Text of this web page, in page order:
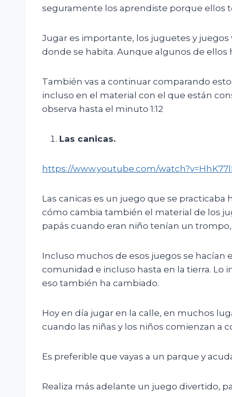
seguramente los aprendiste porque ellos
Jugar es importante, los juguetes y
donde se habita. Aunque algunos de ellos
También vas a continuar comparando
incluso en el material con el que están
observa hasta el minuto 1:12
Las canicas.
https://www.youtube.com/
Las canicas es un juego que se
cómo cambia también el material de los
papás cuando eran niño tenían un
Incluso muchos de esos juegos se hacían
comunidad e incluso hasta en la tierra. Lo
eso también ha cambiado.
Hoy en día jugar en la calle, en muchos
cuando las niñas y los niños comienzan a
Es preferible que vayas a un parque y
Realiza más adelante un juego divertido,